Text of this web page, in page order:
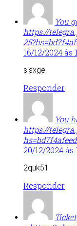
You
https://
16/12/2024 ás
slsxge
Responder
You
https://
20/12/2024 ás
2quk51
Responder